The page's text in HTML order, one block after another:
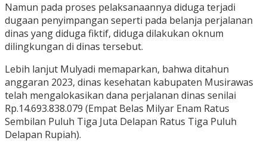
Namun pada proses pelaksanaannya diduga terjadi
dugaan penyimpangan seperti pada belanja perjalanan
dinas yang diduga fiktif, diduga dilakukan oknum
dilingkungan di dinas tersebut.
Lebih lanjut Mulyadi memaparkan, bahwa ditahun
anggaran 2023, dinas kesehatan kabupaten Musirawas
telah mengalokasikan dana perjalanan dinas senilai
Rp.14.693.838.079 (Empat Belas Milyar Enam Ratus
Sembilan Puluh Tiga Juta Delapan Ratus Tiga Puluh
Delapan Rupiah).